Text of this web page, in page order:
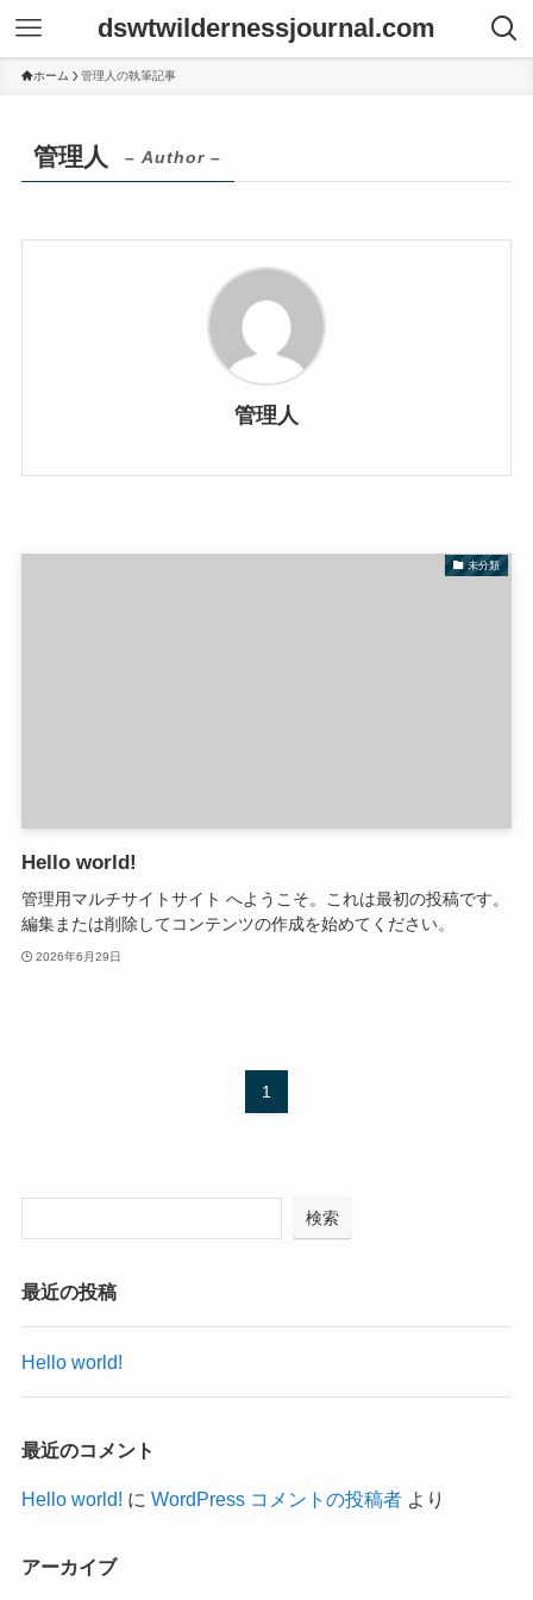
dswtwildernessjournal.com
ホーム 管理人の執筆記事
管理人 – Author –
管理人
未分類
Hello world!
管理用マルチサイトサイト へようこそ。これは最初の投稿です。
編集または削除してコンテンツの作成を始めてください。
2026年6月29日
1
検索
最近の投稿
Hello world!
最近のコメント
Hello world! に WordPress コメントの投稿者より
アーカイブ